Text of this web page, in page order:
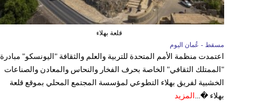
قلعة بهلاء
مسقط - عُمان اليوم
اعتمدت منظمة الأمم المتحدة للتربية والعلم والثقافة "اليونسكو" مبادرة
"الممتلك الثقافي" الخاصة بحرف الفخار والنحاس والمعادن والصناعات
الخشبية لفريق بهلاء التطوعي لمؤسسة المجتمع المحلي بموقع قلعة
بهلاء �... المزيد